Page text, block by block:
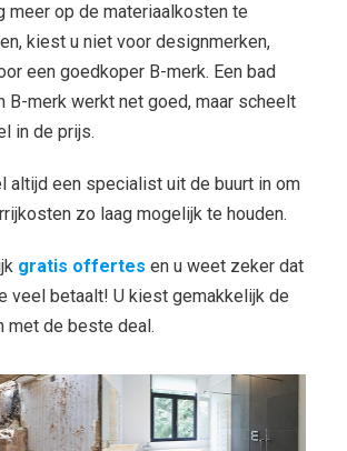
meer op de materiaalkosten te
kiest u niet voor designmerken,
een goedkoper B-merk. Een bad
B-merk werkt net goed, maar scheelt
in de prijs.
altijd een specialist uit de buurt in om
zo laag mogelijk te houden.
gratis offertes en u weet zeker dat
veel betaalt! U kiest gemakkelijk de
met de beste deal.